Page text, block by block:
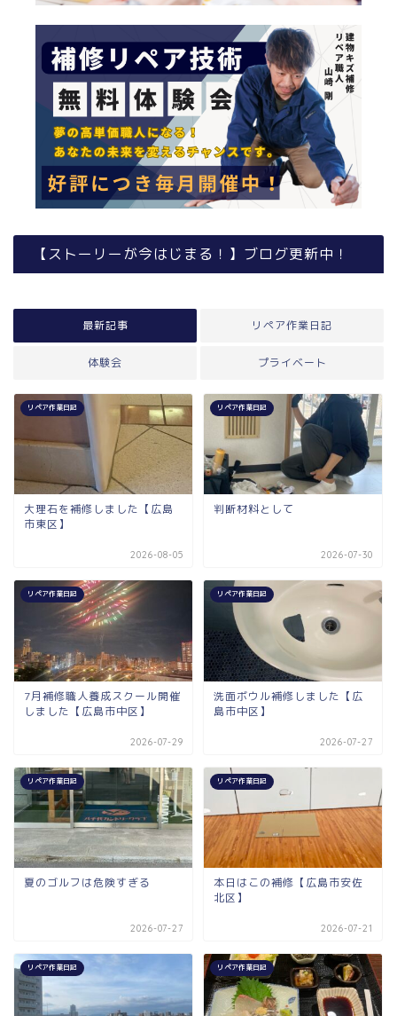
【ストーリーが今はじまる！】ブログ更新中！
最新記事 リペア作業日記
体験会 プライベート
リペア作業日記
大理石を補修しました【広島
市東区】
2026-08-05
リペア作業日記
判断材料として
2026-07-30
リペア作業日記
7月補修職人養成スクール開催
しました【広島市中区】
2026-07-29
リペア作業日記
洗面ボウル補修しました【広
島市中区】
2026-07-27
リペア作業日記
夏のゴルフは危険すぎる
2026-07-27
リペア作業日記
本日はこの補修【広島市安佐
北区】
2026-07-21
リペア作業日記 リペア作業日記